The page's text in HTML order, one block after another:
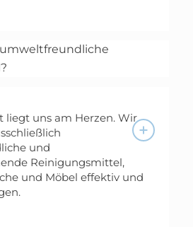
umweltfreundliche
liegt uns am Herzen. Wir
und
Reinigungsmittel,
und Möbel effektiv und